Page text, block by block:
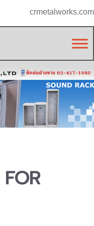
crmetalworks.com